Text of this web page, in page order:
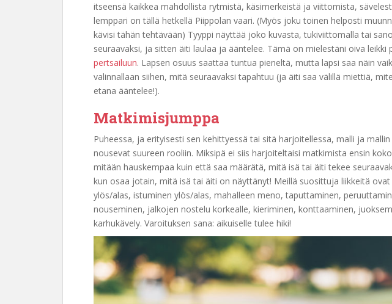
itseensä kaikkea mahdollista rytmistä, käsimerkeistä ja viittomista,
lemppari on tällä hetkellä Piippolan vaari. (Myös joku toinen helposti
kävisi tähän tehtävään) Tyyppi näyttää joko kuvasta, tukiviittomalla tai
seuraavaksi, ja sitten äiti laulaa ja ääntelee. Tämä on mielestäni oiva leikki
pertsailuun. Lapsen osuus saattaa tuntua pieneltä, mutta lapsi saa näin
valinnallaan siihen, mitä seuraavaksi tapahtuu (ja äiti saa välillä miettiä,
etana ääntelee!).
Matkimisjumppa
Puheessa, ja erityisesti sen kehittyessä tai sitä harjoitellessa, malli ja
nousevat suureen rooliin. Miksipä ei siis harjoiteltaisi matkimista ensin
mitään hauskempaa kuin että saa määrätä, mitä isä tai äiti tekee
kun osaa jotain, mitä isä tai äiti on näyttänyt! Meillä suosittuja liikkeitä
ylös/alas, istuminen ylös/alas, mahalleen meno, taputtaminen,
nouseminen, jalkojen nostelu korkealle, kieriminen, konttaaminen,
karhukävely. Varoituksen sana: aikuiselle tulee hiki!